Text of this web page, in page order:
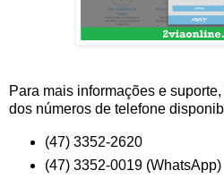
Para mais informações e
dos números de telefone
(47) 3352-2620
(47) 3352-0019 (WhatsApp)